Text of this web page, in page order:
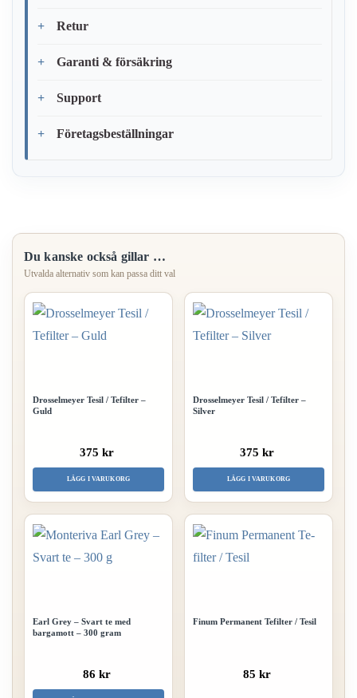
Retur
Garanti & försäkring
Support
Företagsbeställningar
Du kanske också gillar …
Drosselmeyer Tesil / Te­filter –
Guld
375 kr
LÄGG I VARUKORG
Drosselmeyer Tesil / Te­filter –
Silver
375 kr
LÄGG I VARUKORG
Earl Grey – Svart te med
bargamott – 300 gram
86 kr
Finum Permanent Te­filter / Tesil
85 kr